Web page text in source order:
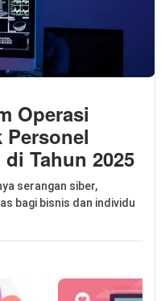
Operasi
Tahun 2025
serangan siber,
bagi bisnis dan individu